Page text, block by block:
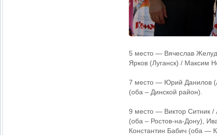
5 место — Вячеслав
Ярков (Луганск) / Максим
7 место — Юрий Данилов
(оба – Динской район).
9 место — Виктор Ситник /
(оба – Ростов-на-Дону),
Константин Бабич (оба —